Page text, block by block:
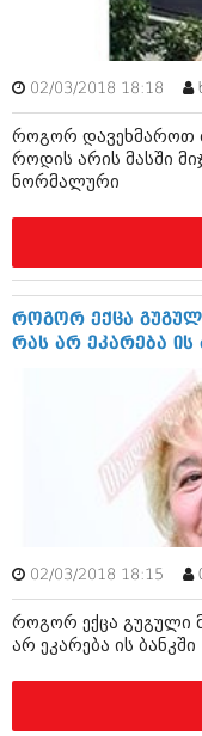
ოქტომბერი
აგვისტო
აგვისტო
ივნისი
02/03/2018 18:18
როგორ დავეხმაროთ
როდის არის მასში
ნორმალური
როგორ ექცა
რას არ ეკარება ის
02/03/2018 18:15
როგორ ექცა გუგული
არ ეკარება ის ბანკში